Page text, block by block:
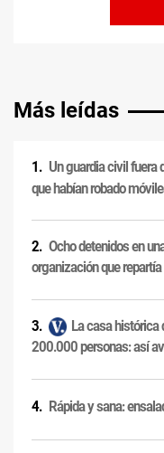
Más leídas
Un guardia civil fuera
que habían robado
Ocho detenidos en
organización que
La casa histórica
200.000 personas: así
Rápida y sana: